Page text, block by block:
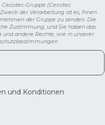
Gruppe (Cecotec
der Verarbeitung ist es, Ihnen
der Gruppe zu senden. Die
Zustimmung, und Sie haben das
andere Rechte, wie in unserer
und Konditionen